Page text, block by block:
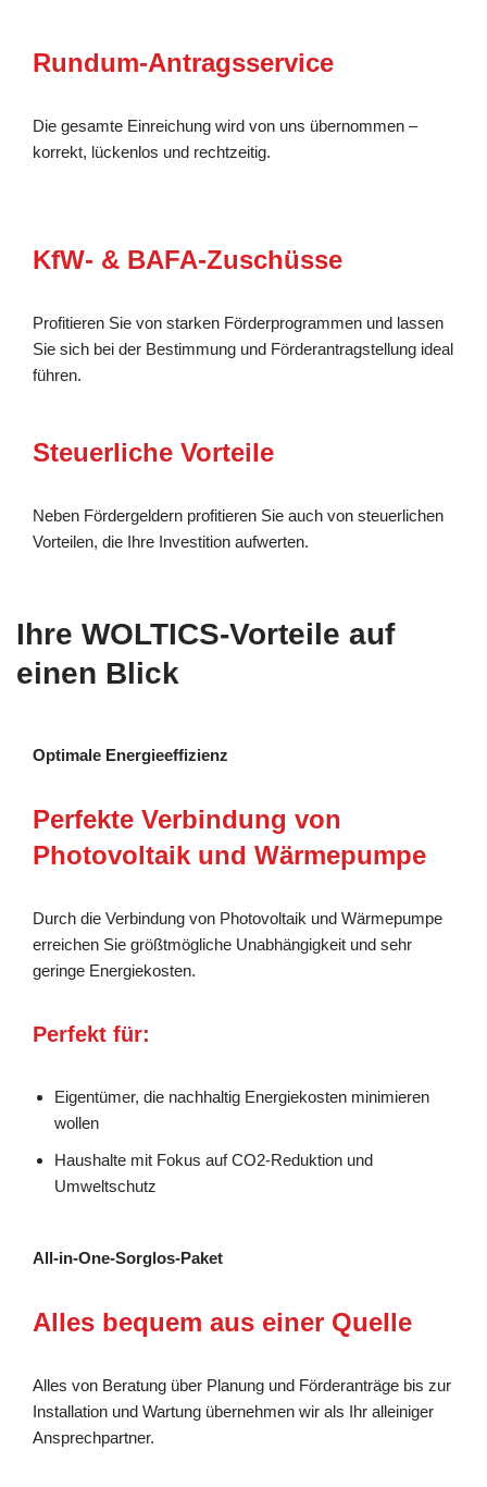
Rundum-Antragsservice
Die gesamte Einreichung wird von uns übernommen –
korrekt, lückenlos und rechtzeitig.
KfW- & BAFA-Zuschüsse
Profitieren Sie von starken Förderprogrammen und lassen
Sie sich bei der Bestimmung und Förderantragstellung ideal
führen.
Steuerliche Vorteile
Neben Fördergeldern profitieren Sie auch von steuerlichen
Vorteilen, die Ihre Investition aufwerten.
Ihre WOLTICS-Vorteile auf
einen Blick
Optimale Energieeffizienz
Perfekte Verbindung von
Photovoltaik und Wärmepumpe
Durch die Verbindung von Photovoltaik und Wärmepumpe
erreichen Sie größtmögliche Unabhängigkeit und sehr
geringe Energiekosten.
Perfekt für:
Eigentümer, die nachhaltig Energiekosten minimieren
wollen
Haushalte mit Fokus auf CO2-Reduktion und
Umweltschutz
All-in-One-Sorglos-Paket
Alles bequem aus einer Quelle
Alles von Beratung über Planung und Förderanträge bis zur
Installation und Wartung übernehmen wir als Ihr alleiniger
Ansprechpartner.